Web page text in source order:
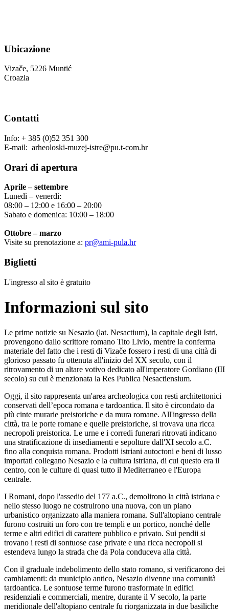
Ubicazione
Vizače, 5226 Muntić
Croazia
Contatti
Info: + 385 (0)52 351 300
E-mail: arheoloski-muzej-istre@pu.t-com.hr
Orari di apertura
Aprile – settembre
Lunedì – venerdì:
08:00 – 12:00 e 16:00 – 20:00
Sabato e domenica: 10:00 – 18:00
Ottobre – marzo
Visite su prenotazione a: pr@ami-pula.hr
Biglietti
L'ingresso al sito è gratuito
Informazioni sul sito
Le prime notizie su Nesazio (lat. Nesactium), la capitale degli Istri,
provengono dallo scrittore romano Tito Livio, mentre la conferma
materiale del fatto che i resti di Vizače fossero i resti di una città di
glorioso passato fu ottenuta all'inizio del XX secolo, con il
ritrovamento di un altare votivo dedicato all'imperatore Gordiano (III
secolo) su cui è menzionata la Res Publica Nesactiensium.
Oggi, il sito rappresenta un'area archeologica con resti architettonici
conservati dell’epoca romana e tardoantica. Il sito è circondato da
più cinte murarie preistoriche e da mura romane. All'ingresso della
città, tra le porte romane e quelle preistoriche, si trovava una ricca
necropoli preistorica. Le urne e i corredi funerari ritrovati indicano
una stratificazione di insediamenti e sepolture dall'XI secolo a.C.
fino alla conquista romana. Prodotti istriani autoctoni e beni di lusso
importati collegano Nesazio e la cultura istriana, di cui questo era il
centro, con le culture di quasi tutto il Mediterraneo e l'Europa
centrale.
I Romani, dopo l'assedio del 177 a.C., demolirono la città istriana e
nello stesso luogo ne costruirono una nuova, con un piano
urbanistico organizzato alla maniera romana. Sull'altopiano centrale
furono costruiti un foro con tre templi e un portico, nonché delle
terme e altri edifici di carattere pubblico e privato. Sui pendii si
trovano i resti di sontuose case private e una ricca necropoli si
estendeva lungo la strada che da Pola conduceva alla città.
Con il graduale indebolimento dello stato romano, si verificarono dei
cambiamenti: da municipio antico, Nesazio divenne una comunità
tardoantica. Le sontuose terme furono trasformate in edifici
residenziali e commerciali, mentre, durante il V secolo, la parte
meridionale dell'altopiano centrale fu riorganizzata in due basiliche